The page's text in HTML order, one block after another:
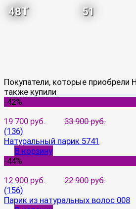
48T 51
Покупатели, которые приобрели
также купили
-42%
19 700 руб.
33 900 руб.
(136)
Натуральный парик 5741
В корзину
-44%
12 900 руб.
22 900 руб.
(156)
Парик из натуральных волос 008